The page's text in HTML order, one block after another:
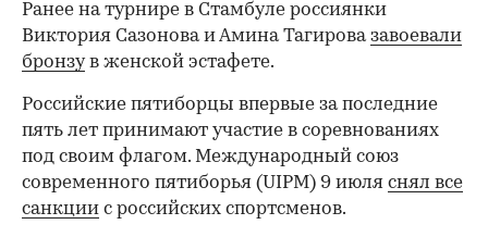
Ранее на турнире в Стамбуле россиянки
Виктория Сазонова и Амина Тагировазавоевали
бронзув женской эстафете.
Российские пятиборцы впервые за последние
пять лет принимают участие в соревнованиях
под своим флагом. Международный союз
современного пятиборья (UIPM) 9 июля снял все
санкции с российских спортсменов.